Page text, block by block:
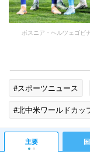
ボスニア・ヘルツェゴビ
#スポーツニュース
#北中米ワールドカッ
#ワールドカップ
#イタリア代表
#
主要